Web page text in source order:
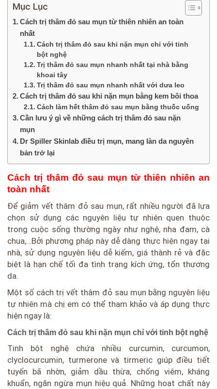
Mục Lục
Cách trị thâm đỏ sau mụn từ thiên nhiên an toàn
nhất
Cách trị thâm đỏ sau khi nặn mụn chỉ với tinh
bột nghệ
Trị thâm đỏ sau mụn nhanh nhất tại nhà bằng
khoai tây
Trị thâm đỏ sau mụn nhanh nhất với dưa leo
Cách trị thâm đỏ sau khi nặn mụn bằng kem bôi thoa
Cách làm hết thâm đỏ sau mụn bằng thuốc uống
Cần lưu ý gì về những cách trị thâm đỏ sau nặn
mụn
Dr Spiller Skinlab điều trị mụn, mang làn da nguyên
bản trở lại
Cách trị thâm đỏ sau mụn từ thiên nhiên an
toàn nhất
Để giảm vết thâm đỏ sau mụn, rất nhiều người đã lựa
chọn sử dụng các nguyên liệu tự nhiên quen thuộc
trong cuộc sống thường ngày như nghệ, nha đam, cà
chua,…Bởi phương pháp này dễ dàng thực hiện ngay tại
nhà, sử dụng nguyên liệu dễ kiếm, giá thành rẻ và đặc
biệt là hạn chế tối đa tình trạng kích ứng, tổn thương
da.
Một số cách trị vết thâm đỏ sau mụn bằng nguyên liệu
tự nhiên mà chị em có thể tham khảo và áp dụng thực
hiện ngay là:
Cách trị thâm đỏ sau khi nặn mụn chỉ với tinh bột nghệ
Tinh bột nghệ chứa nhiều curcumin, curcumon,
clyclocurcumin, turmerone và tirmeric giúp điều tiết
tuyến bã nhờn, giảm dầu thừa, chống viêm, kháng
khuẩn, ngăn ngừa mụn hiệu quả. Những hoạt chất này